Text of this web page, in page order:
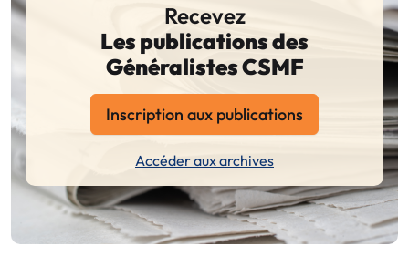
Recevez
Les publications des
Généralistes CSMF
Inscription aux publications
Accéder aux archives